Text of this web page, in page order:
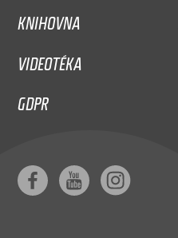
KNIHOVNA
VIDEOTÉKA
GDPR